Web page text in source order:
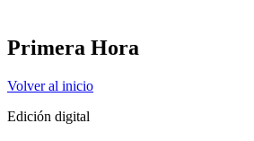
Primera Hora
Volver al inicio
Edición digital